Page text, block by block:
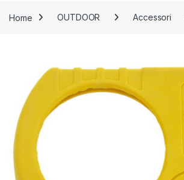
Home OUTDOOR Accessori